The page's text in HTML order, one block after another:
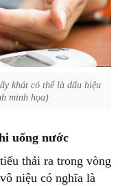
khát có thể là dấu hiệu
minh họa)
uống nước
thải ra trong vòng
niệu có nghĩa là